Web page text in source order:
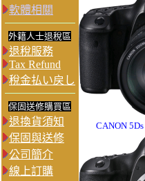
軟體相關
外籍人士退稅區
退稅服務
Tax Refund
稅金払い戻し
保固送修購買區
退換貨須知
保固與送修
公司簡介
線上訂購
CANON 5Ds